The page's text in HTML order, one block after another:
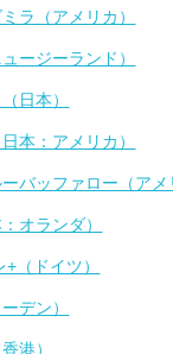
ラ（アメリカ）
ージーランド）
日本）
本：アメリカ）
バッファロー（アメ
オランダ）
（ドイツ）
デン）
港）